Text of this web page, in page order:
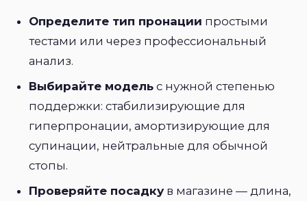
Определите тип пронации простыми
тестами или через профессиональный
анализ.
Выбирайте модель с нужной степенью
поддержки: стабилизирующие для
гиперпронации, амортизирующие для
супинации, нейтральные для обычной
стопы.
Проверяйте посадку в магазине — длина,